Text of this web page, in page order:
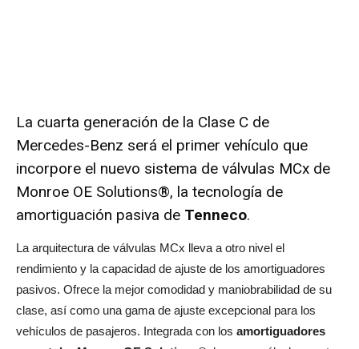
La cuarta generación de la Clase C de
Mercedes-Benz será el primer vehículo que
incorpore el nuevo sistema de válvulas MCx de
Monroe OE Solutions®, la tecnología de
amortiguación pasiva de Tenneco.
La arquitectura de válvulas MCx lleva a otro nivel el
rendimiento y la capacidad de ajuste de los amortiguadores
pasivos. Ofrece la mejor comodidad y maniobrabilidad de su
clase, así como una gama de ajuste excepcional para los
vehículos de pasajeros. Integrada con los amortiguadores